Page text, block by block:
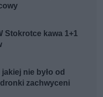
Stokrotce kawa 1+1
nie było od
zachwyceni